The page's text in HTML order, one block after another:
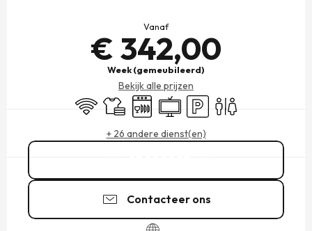
Vanaf
€ 342,00
Week (gemeubileerd)
Bekijk alle prijzen
Wifi Lakens en linnengoed
Vaatwassers
TelevisieParkeerplaats
Toiletten
+ 26 andere dienst(en)
Contacteer ons